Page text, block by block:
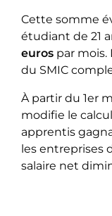
Cette somme
étudiant de 21
euros par mois.
du SMIC
À partir du 1er
modifie le
apprentis
les entreprises
salaire net